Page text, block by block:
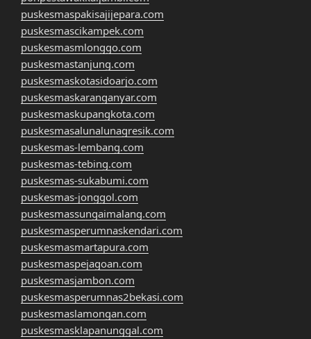
puskesmaspakisajijepara.com
puskesmascikampek.com
puskesmasmlonggo.com
puskesmastanjung.com
puskesmaskotasidoarjo.com
puskesmaskaranganyar.com
puskesmaskupangkota.com
puskesmasalunalunagresik.com
puskesmas-lembang.com
puskesmas-tebing.com
puskesmas-sukabumi.com
puskesmas-jonggol.com
puskesmassungaimalang.com
puskesmasperumnaskendari.com
puskesmasmartapura.com
puskesmaspejagoan.com
puskesmasjambon.com
puskesmasperumnas2bekasi.com
puskesmaslamongan.com
puskesmasklapanunggal.com